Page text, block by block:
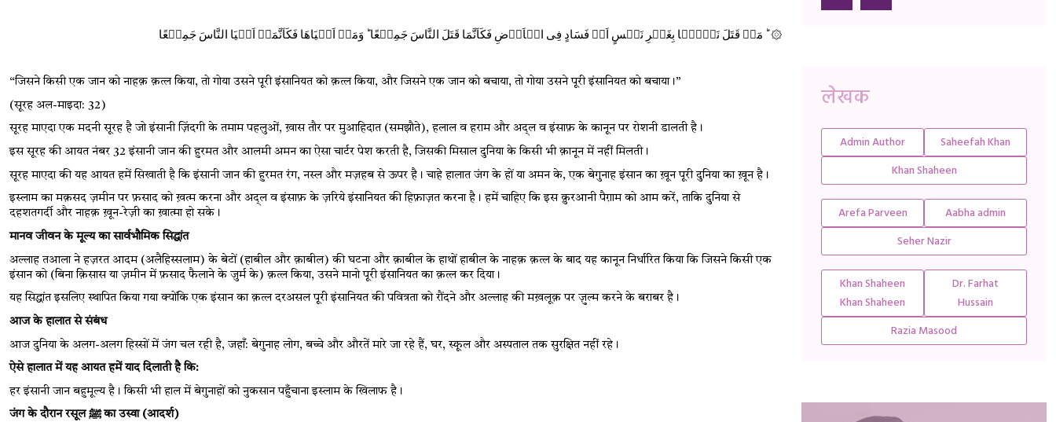
مَنۡ قَتَلَ نَفۡسًۢا بِغَيۡرِ نَفۡسٍ اَوۡ فَسَادٍ فِى الۡاَرۡضِ فَكَاَنَّمَا قَتَلَ النَّاسَ جَمِيۡعًا ؕ وَمَنۡ اَحۡيَاهَا فَكَاَنَّمَاۤ اَحۡيَا النَّاسَ جَمِيۡعًا ‌ؕ  ۞
“जिसने किसी एक जान को नाहक़ क़त्ल किया, तो गोया उसने पूरी इंसानियत को क़त्ल किया, और जिसने एक जान को बचाया, तो गोया उसने पूरी इंसानियत को बचाया।”
(सूरह अल-माइदा: 32)
सूरह माएदा एक मदनी सूरह है जो इंसानी ज़िंदगी के तमाम पहलुओं, ख़ास तौर पर मुआहिदात (समझौते), हलाल व हराम और अद्ल व इंसाफ़ के कानून पर रोशनी डालती है।
इस सूरह की आयत नंबर 32 इंसानी जान की हुरमत और आलमी अमन का ऐसा चार्टर पेश करती है, जिसकी मिसाल दुनिया के किसी भी क़ानून में नहीं मिलती।
सूरह माएदा की यह आयत हमें सिखाती है कि इंसानी जान की हुरमत रंग, नस्ल और मज़हब से ऊपर है। चाहे हालात जंग के हों या अमन के, एक बेगुनाह इंसान का ख़ून पूरी दुनिया का ख़ून है।
इस्लाम का मक़सद ज़मीन पर फ़साद को ख़त्म करना और अद्ल व इंसाफ़ के ज़रिये इंसानियत की हिफ़ाज़त करना है। हमें चाहिए कि इस क़ुरआनी पैग़ाम को आम करें, ताकि दुनिया से
दहशतगर्दी और नाहक़ ख़ून-रेज़ी का ख़ात्मा हो सके।
मानव जीवन के मूल्य का सार्वभौमिक सिद्धांत
अल्लाह तआला ने हज़रत आदम (अलैहिस्सलाम) के बेटों (हाबील और क़ाबील) की घटना और क़ाबील के हाथों हाबील के नाहक़ क़त्ल के बाद यह कानून निर्धारित किया कि जिसने किसी एक
इंसान को (बिना क़िसास या ज़मीन में फ़साद फैलाने के जुर्म के) क़त्ल किया, उसने मानो पूरी इंसानियत का क़त्ल कर दिया।
यह सिद्धांत इसलिए स्थापित किया गया क्योंकि एक इंसान का क़त्ल दरअसल पूरी इंसानियत की पवित्रता को रौंदने और अल्लाह की मख़लूक़ पर ज़ुल्म करने के बराबर है।
आज के हालात से संबंध
आज दुनिया के अलग-अलग हिस्सों में जंग चल रही है, जहाँ: बेगुनाह लोग, बच्चे और औरतें मारे जा रहे हैं, घर, स्कूल और अस्पताल तक सुरक्षित नहीं रहे।
ऐसे हालात में यह आयत हमें याद दिलाती है कि:
हर इंसानी जान बहुमूल्य है। किसी भी हाल में बेगुनाहों को नुकसान पहुँचाना इस्लाम के खिलाफ है।
जंग के दौरान रसूल ﷺ का उस्वा (आदर्श)
लेखक
Admin Author
Saheefah Khan
Khan Shaheen
Arefa Parveen
Aabha admin
Seher Nazir
Khan Shaheen
Khan Shaheen
Dr. Farhat
Hussain
Razia Masood